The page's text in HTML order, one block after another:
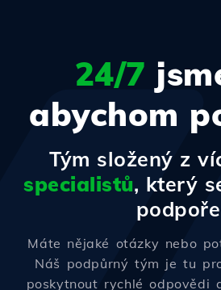
24/7
abychom
Tým složený z
specialistů, který
Máte nějaké otázky nebo
Náš podpůrný tým je tu
poskytnout rychlé odpovědi